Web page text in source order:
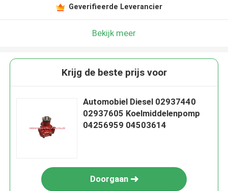
Geverifieerde Leverancier
Bekijk meer
Krijg de beste prijs voor
Automobiel Diesel 02937440
02937605 Koelmiddelenpomp
04256959 04503614
Doorgaan